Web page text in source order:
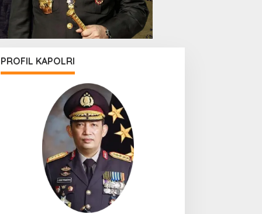
PROFIL KAPOLRI